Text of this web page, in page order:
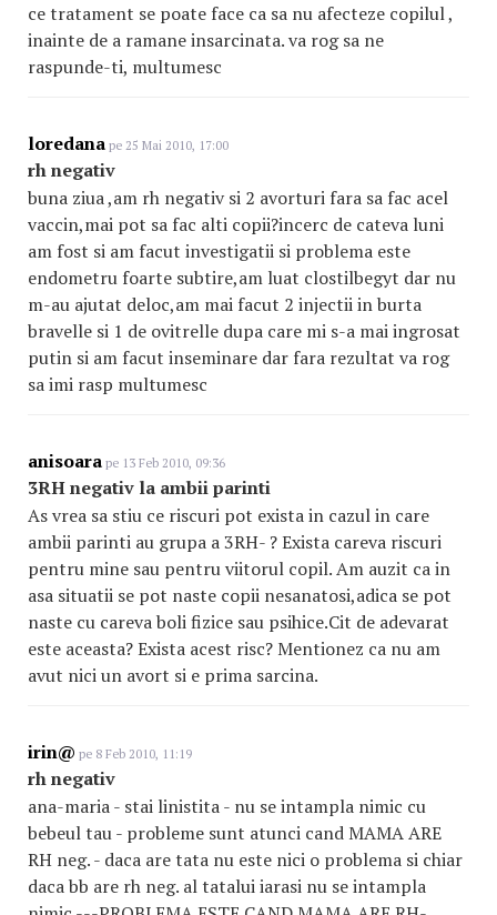
ce tratament se poate face ca sa nu afecteze copilul ,
inainte de a ramane insarcinata. va rog sa ne
raspunde-ti, multumesc
loredana pe 25 Mai 2010, 17:00
rh negativ
buna ziua ,am rh negativ si 2 avorturi fara sa fac acel
vaccin,mai pot sa fac alti copii?incerc de cateva luni
am fost si am facut investigatii si problema este
endometru foarte subtire,am luat clostilbegyt dar nu
m-au ajutat deloc,am mai facut 2 injectii in burta
bravelle si 1 de ovitrelle dupa care mi s-a mai ingrosat
putin si am facut inseminare dar fara rezultat va rog
sa imi rasp multumesc
anisoara pe 13 Feb 2010, 09:36
3RH negativ la ambii parinti
As vrea sa stiu ce riscuri pot exista in cazul in care
ambii parinti au grupa a 3RH- ? Exista careva riscuri
pentru mine sau pentru viitorul copil. Am auzit ca in
asa situatii se pot naste copii nesanatosi,adica se pot
naste cu careva boli fizice sau psihice.Cit de adevarat
este aceasta? Exista acest risc? Mentionez ca nu am
avut nici un avort si e prima sarcina.
irin@ pe 8 Feb 2010, 11:19
rh negativ
ana-maria - stai linistita - nu se intampla nimic cu
bebeul tau - probleme sunt atunci cand MAMA ARE
RH neg. - daca are tata nu este nici o problema si chiar
daca bb are rh neg. al tatalui iarasi nu se intampla